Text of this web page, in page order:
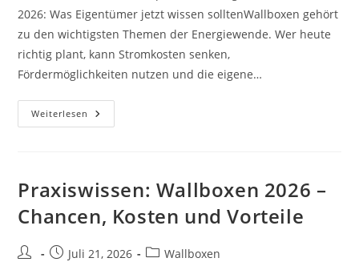
2026: Was Eigentümer jetzt wissen solltenWallboxen gehört
zu den wichtigsten Themen der Energiewende. Wer heute
richtig plant, kann Stromkosten senken,
Fördermöglichkeiten nutzen und die eigene…
Weiterlesen Förderung:
Wallboxen
Und
Vorteile
Praxiswissen: Wallboxen 2026 –
Chancen, Kosten und Vorteile
Beitrags-BeitragJuli 21, 2026
Beitrags-
Wallboxen